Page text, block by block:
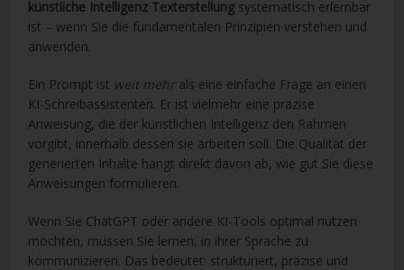
künstliche Intelligenz Texterstellungsystematisch erlernbar
ist – wenn Sie die fundamentalen Prinzipien verstehen und
anwenden.
Ein Prompt ist weit mehr als eine einfache Frage an einen
KI-Schreibassistenten. Er ist vielmehr eine präzise
Anweisung, die der künstlichen Intelligenz den Rahmen
vorgibt, innerhalb dessen sie arbeiten soll. Die Qualität der
generierten Inhalte hängt direkt davon ab, wie gut Sie diese
Anweisungen formulieren.
Wenn Sie ChatGPT oder andere KI-Tools optimal nutzen
möchten, müssen Sie lernen, in ihrer Sprache zu
kommunizieren. Das bedeutet: strukturiert, präzise und